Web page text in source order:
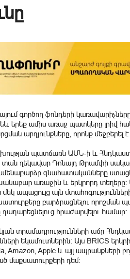
գործող ֆոնդերի
երեք ամիս առաջ պատկերը լրիվ
արդյունքները, որոնք մեջբերել է
պատճառն ԱՄՆ-ի և
ղեկավար Դոնալդ Թրամփի
գնահատականները
առաջին և երկրորդ տեղերը։
ապացույց այն
բարձրացնելու որոշման
հրաժարվելու համար։
տրամադրությունների աճը
եկամուտներին։ Այս BRICS
Amazon, Apple և այլ ապրանքների
մաքսատուրքերի դեմ։